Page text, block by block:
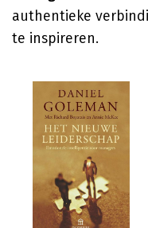
authentieke
te inspireren.